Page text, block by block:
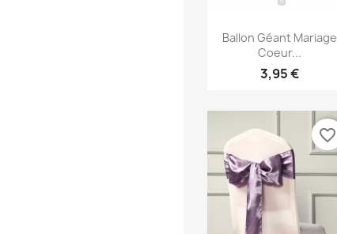
Aperçu rapide
Ballon Géant Mariage
Coeur...
3,95 €
favorite_border